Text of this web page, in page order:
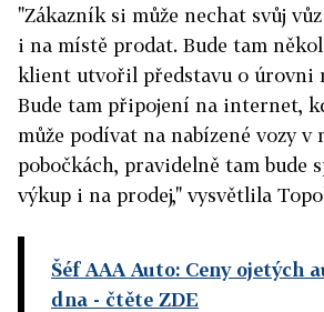
"Zákazník si může nechat svůj
i na místě prodat. Bude tam
klient utvořil představu o úrovni
Bude tam připojení na internet,
může podívat na nabízené vozy v
pobočkách, pravidelně tam bude
výkup i na prodej," vysvětlila
Šéf AAA Auto: Ceny ojetých
dna - čtěte ZDE